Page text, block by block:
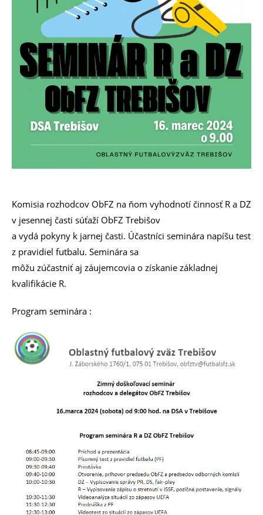
Komisia rozhodcov ObFZ na ňom vyhodnotí činnosť R a DZ
v jesennej časti súťaží ObFZ Trebišov
a vydá pokyny k jarnej časti. Účastníci seminára napíšu test
z pravidiel futbalu. Seminára sa
môžu zúčastniť aj záujemcovia o získanie základnej
kvalifikácie R.
Program seminára :